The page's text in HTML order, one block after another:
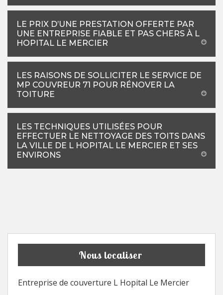
LE PRIX D’UNE PRESTATION OFFERTE PAR
UNE ENTREPRISE FIABLE ET PAS CHERS À L
HOPITAL LE MERCIER
LES RAISONS DE SOLLICITER LE SERVICE DE
MP COUVREUR 71 POUR RÉNOVER LA
TOITURE
LES TECHNIQUES UTILISÉES POUR
EFFECTUER LE NETTOYAGE DES TOITS DANS
LA VILLE DE L HOPITAL LE MERCIER ET SES
ENVIRONS
Nous localiser
Entreprise de couverture L Hopital Le Mercier